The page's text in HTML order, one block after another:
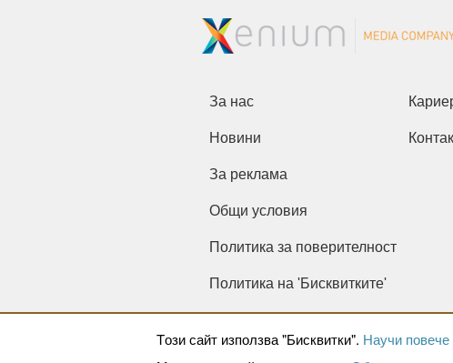
Tози сайт използва "Бисквитки". Научи повече
За нас
Новини
За реклама
Общи условия
Политика за поверителност
Политика на 'Бисквитките'